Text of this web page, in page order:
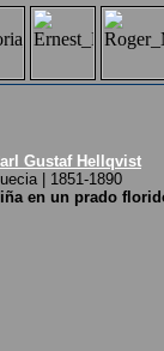
Gustaf Hellqvist
| 1851-1890
en un prado